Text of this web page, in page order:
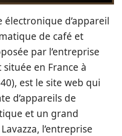
électronique d’appareil
de café et
par l’entreprise
en France à
est le site web qui
d’appareils de
et un grand
l’entreprise